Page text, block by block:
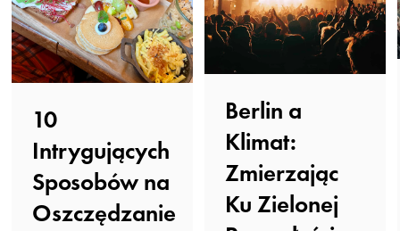
10
Intrygujących
Sposobów na
Oszczędzanie
Berlin a
Klimat:
Zmierzając
Ku Zielonej